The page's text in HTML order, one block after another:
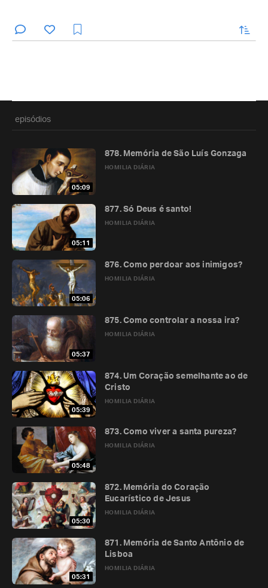
enviar
episódios
05:09
HOMILIA DIÁRIA
878. Memória de São Luís Gonzaga
05:11
HOMILIA DIÁRIA
877. Só Deus é santo!
05:06
HOMILIA DIÁRIA
876. Como perdoar aos inimigos?
05:37
HOMILIA DIÁRIA
875. Como controlar a nossa ira?
05:39
HOMILIA DIÁRIA
874. Um Coração semelhante ao de
Cristo
05:48
HOMILIA DIÁRIA
873. Como viver a santa pureza?
05:30
HOMILIA DIÁRIA
872. Memória do Coração
Eucarístico de Jesus
05:31
HOMILIA DIÁRIA
871. Memória de Santo Antônio de
Lisboa